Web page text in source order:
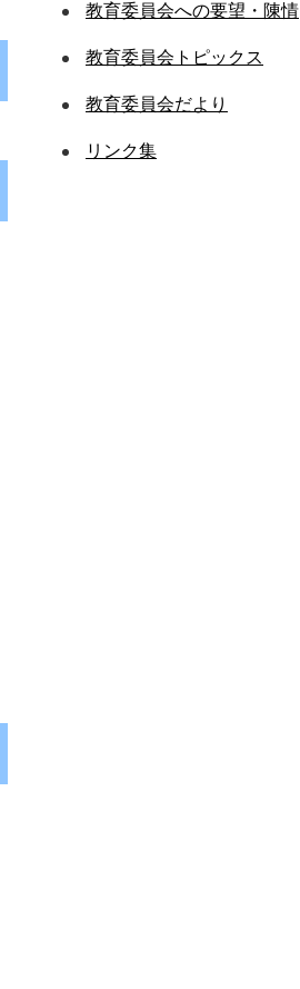
教育委員会への要望・陳情
教育委員会トピックス
教育委員会だより
リンク集